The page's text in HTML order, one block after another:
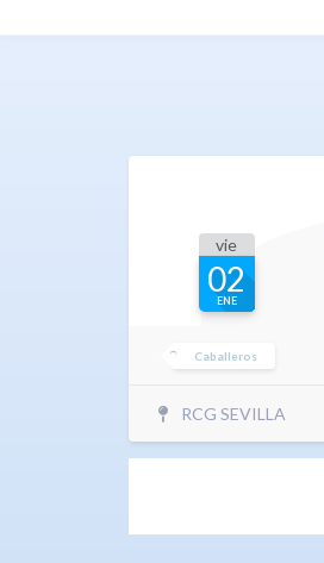
vie
02
ENE
Caballeros
RCG SEVILLA